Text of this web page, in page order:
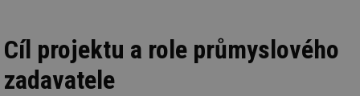
Cíl projektu a role průmyslového
zadavatele